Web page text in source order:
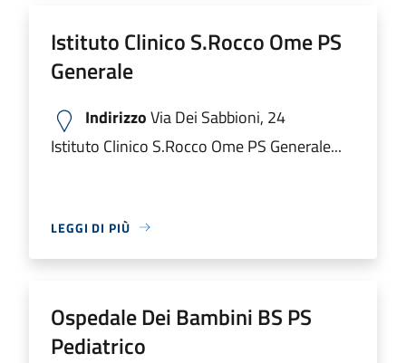
Istituto Clinico S.Rocco Ome PS
Generale
IndirizzoVia Dei Sabbioni, 24
Istituto Clinico S.Rocco Ome PS Generale...
LEGGI DI PIÙ
Ospedale Dei Bambini BS PS
Pediatrico